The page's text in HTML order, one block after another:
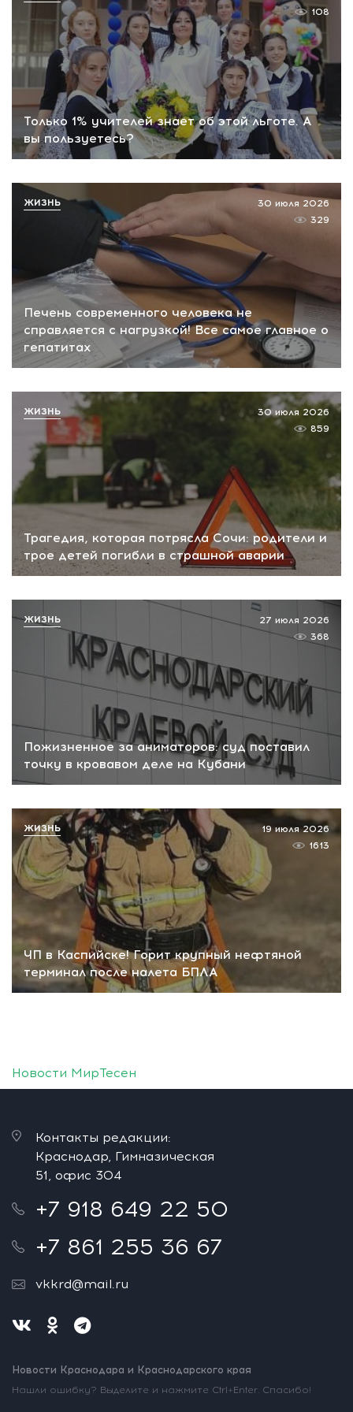
Только 1% учителей знает об этой льготе. А
вы пользуетесь?
108
Печень современного человека не
справляется с нагрузкой! Все самое главное о
гепатитах
30 июля 2026
329
ЖИЗНЬ
Трагедия, которая потрясла Сочи: родители и
трое детей погибли в страшной аварии
30 июля 2026
859
ЖИЗНЬ
Пожизненное за аниматоров: суд поставил
точку в кровавом деле на Кубани
27 июля 2026
368
ЖИЗНЬ
ЧП в Каспийске! Горит крупный нефтяной
терминал после налета БПЛА
19 июля 2026
1613
ЖИЗНЬ
Новости МирТесен
Контакты редакции:
Краснодар, Гимназическая
51, офис 304
+7 918 649 22 50
+7 861 255 36 67
vkkrd@mail.ru
Новости Краснодара и Краснодарского края
Нашли ошибку? Выделите и нажмите Ctrl+Enter. Спасибо!